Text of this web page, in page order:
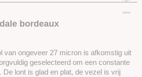
bordeaux
van ongeveer 27 micron is afkomstig uit
geselecteerd om een ​​constante
De lont is glad en plat, de vezel is vrij